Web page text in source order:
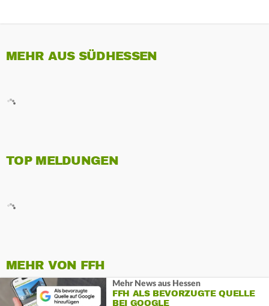
MEHR AUS SÜDHESSEN
TOP MELDUNGEN
MEHR VON FFH
Mehr News aus Hessen
FFH ALS BEVORZUGTE QUELLE
BEI GOOGLE